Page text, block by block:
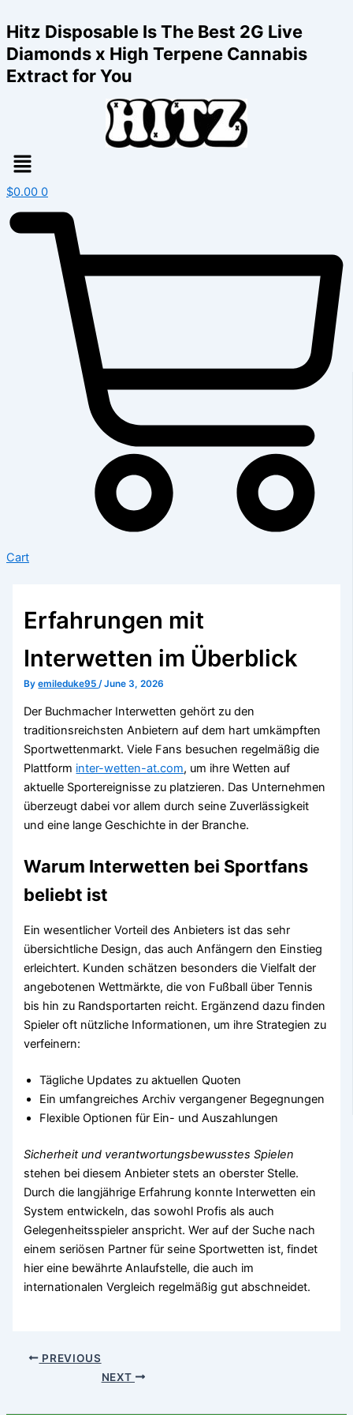
to
content
Hitz Disposable Is The Best 2G Live
Diamonds x High Terpene Cannabis
Extract for You
Menu
$0.00 0
Cart
Erfahrungen mit
Interwetten im Überblick
Byemileduke95 /June 3, 2026
Der Buchmacher Interwetten gehört zu den
traditionsreichsten Anbietern auf dem hart umkämpften
Sportwettenmarkt. Viele Fans besuchen regelmäßig die
Plattform inter-wetten-at.com, um ihre Wetten auf
aktuelle Sportereignisse zu platzieren. Das Unternehmen
überzeugt dabei vor allem durch seine Zuverlässigkeit
und eine lange Geschichte in der Branche.
Warum Interwetten bei Sportfans
beliebt ist
Ein wesentlicher Vorteil des Anbieters ist das sehr
übersichtliche Design, das auch Anfängern den Einstieg
erleichtert. Kunden schätzen besonders die Vielfalt der
angebotenen Wettmärkte, die von Fußball über Tennis
bis hin zu Randsportarten reicht. Ergänzend dazu finden
Spieler oft nützliche Informationen, um ihre Strategien zu
verfeinern:
Tägliche Updates zu aktuellen Quoten
Ein umfangreiches Archiv vergangener Begegnungen
Flexible Optionen für Ein- und Auszahlungen
Sicherheit und verantwortungsbewusstes Spielen
stehen bei diesem Anbieter stets an oberster Stelle.
Durch die langjährige Erfahrung konnte Interwetten ein
System entwickeln, das sowohl Profis als auch
Gelegenheitsspieler anspricht. Wer auf der Suche nach
einem seriösen Partner für seine Sportwetten ist, findet
hier eine bewährte Anlaufstelle, die auch im
internationalen Vergleich regelmäßig gut abschneidet.
PREVIOUS
NEXT